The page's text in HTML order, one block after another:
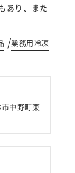
あり、また
/業務用冷凍
中野町東